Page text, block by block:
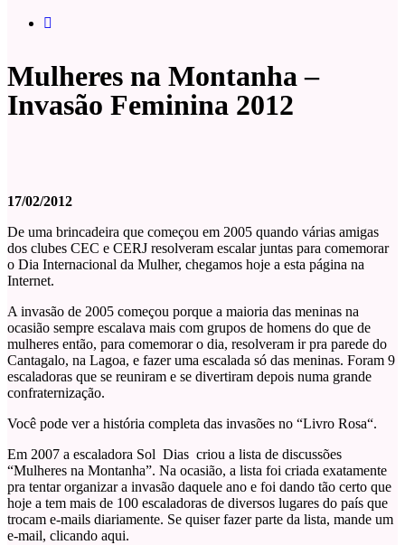
Mulheres na Montanha –
Invasão Feminina 2012
17/02/2012
De uma brincadeira que começou em 2005 quando várias amigas
dos clubes CEC e CERJ resolveram escalar juntas para comemorar
o Dia Internacional da Mulher, chegamos hoje a esta página na
Internet.
A invasão de 2005 começou porque a maioria das meninas na
ocasião sempre escalava mais com grupos de homens do que de
mulheres então, para comemorar o dia, resolveram ir pra parede do
Cantagalo, na Lagoa, e fazer uma escalada só das meninas. Foram 9
escaladoras que se reuniram e se divertiram depois numa grande
confraternização.
Você pode ver a história completa das invasões no “Livro Rosa“.
Em 2007 a escaladora Sol Dias criou a lista de discussões
“Mulheres na Montanha”. Na ocasião, a lista foi criada exatamente
pra tentar organizar a invasão daquele ano e foi dando tão certo que
hoje a tem mais de 100 escaladoras de diversos lugares do país que
trocam e-mails diariamente. Se quiser fazer parte da lista, mande um
e-mail, clicando aqui.